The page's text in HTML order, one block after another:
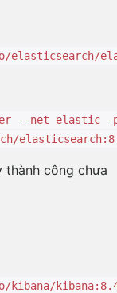
elasticsearch/
--net elastic -
thành công chưa
kibana/